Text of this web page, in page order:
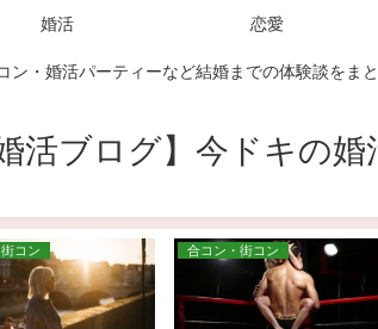
ン・婚活パーティーなど結婚までの体験談をま
活ブログ】今ドキの婚
婚活 恋愛
コン 合コン・街コン